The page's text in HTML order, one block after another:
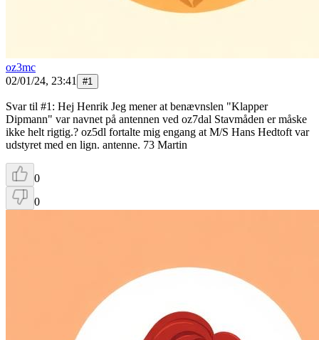
oz3mc
02/01/24, 23:41
#1
Svar til #1: Hej Henrik Jeg mener at benævnslen "Klapper
Dipmann" var navnet på antennen ved oz7dal Stavmåden er måske
ikke helt rigtig.? oz5dl fortalte mig engang at M/S Hans Hedtoft var
udstyret med en lign. antenne. 73 Martin
0
0